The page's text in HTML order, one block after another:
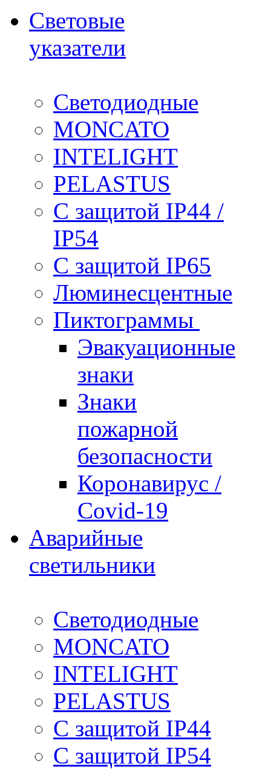
Световые
указатели
Светодиодные
MONCATO
INTELIGHT
PELASTUS
С защитой IP44 /
IP54
С защитой IP65
Люминесцентные
Пиктограммы
Эвакуационные
знаки
Знаки
пожарной
безопасности
Коронавирус /
Covid-19
Аварийные
светильники
Светодиодные
MONCATO
INTELIGHT
PELASTUS
С защитой IP44
С защитой IP54